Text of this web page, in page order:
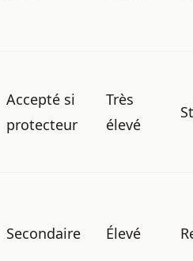
Accepté si
protecteur
Très
élevé
Secondaire Élevé